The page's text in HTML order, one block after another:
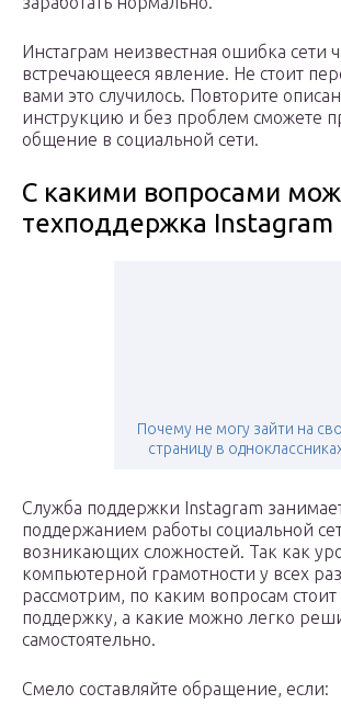
Инстаграм неизвестная ошибка сети
встречающееся явление. Не стоит
вами это случилось. Повторите
инструкцию и без проблем сможете
общение в социальной сети.
С какими вопросами
техподдержка Instagram
Почему не могу зайти на
страницу в
Служба поддержки Instagram
поддержанием работы социальной
возникающих сложностей. Так как
компьютерной грамотности у всех
рассмотрим, по каким вопросам стоит
поддержку, а какие можно легко
самостоятельно.
Смело составляйте обращение, если: